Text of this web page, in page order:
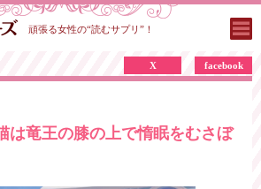
頑張る女性の“読むサプリ”！
X facebook
は竜王の膝の上で惰眠をむさぼ